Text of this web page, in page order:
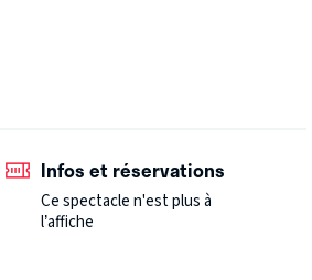
Infos et réservations
Ce spectacle n'est plus à
l’affiche